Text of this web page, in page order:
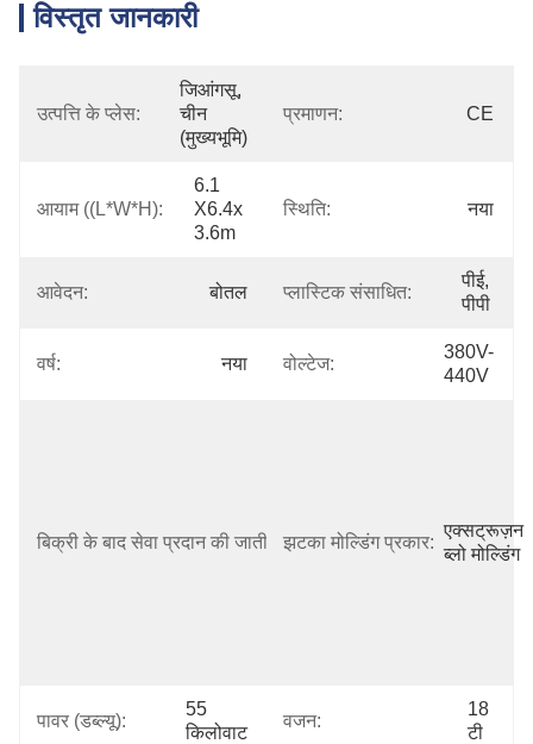
विस्तृत जानकारी
उत्पत्ति के प्लेस:
जिआंगसू,
चीन
(मुख्यभूमि)
प्रमाणन: CE
आयाम ((L*W*H):
6.1
X6.4x
3.6m
स्थिति: नया
आवेदन: बोतल प्लास्टिक संसाधित:
पीई,
पीपी
वर्ष: नया वोल्टेज:
380V-
440V
बिक्री के बाद सेवा प्रदान की जाती है: इंस्टालेशन,
झटका मोल्डिंग प्रकार:
एक्सट्रूज़न
ब्लो मोल्डिंग
पावर (डब्ल्यू):
55
किलोवाट
वजन:
18
टी